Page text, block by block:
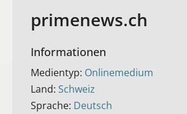
primenews.ch
Informationen
Medientyp: Onlinemedium
Land: Schweiz
Sprache: Deutsch